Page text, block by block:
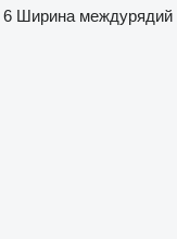
6 Ширина междурядий